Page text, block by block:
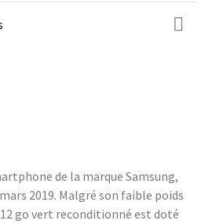
de la marque Samsung,
2019. Malgré son faible poids
go vert reconditionné est doté